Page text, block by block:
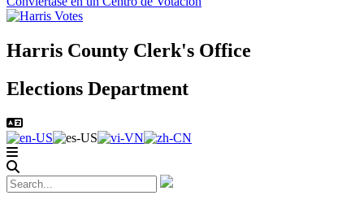
Harris County Clerk's Office
Elections Department